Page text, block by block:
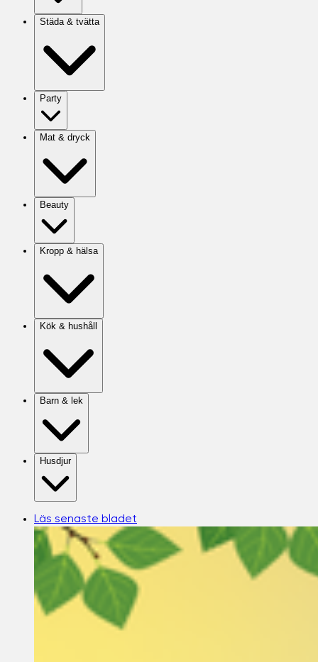
Städa & tvätta
Party
Mat & dryck
Beauty
Kropp & hälsa
Kök & hushåll
Barn & lek
Husdjur
Läs senaste bladet